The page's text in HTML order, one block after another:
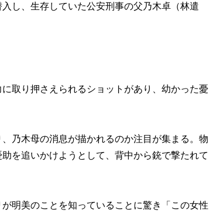
し、生存していた公安刑事の父乃木卓（林遣
取り押さえられるショットがあり、幼かった憂
乃木母の消息が描かれるのか注目が集まる。物
を追いかけようとして、背中から銃で撃たれて
明美のことを知っていることに驚き「この女性